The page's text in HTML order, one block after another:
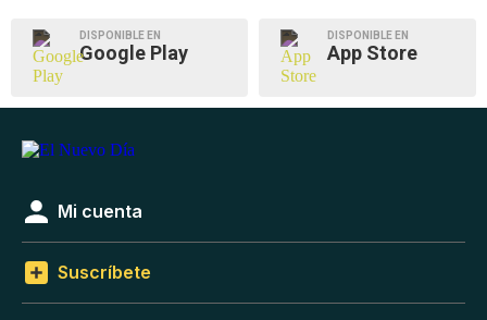
DISPONIBLE EN
Google Play
DISPONIBLE EN
App Store
Mi cuenta
Suscríbete